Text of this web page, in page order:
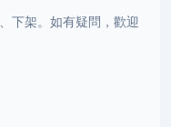
下架。如有疑問，歡迎